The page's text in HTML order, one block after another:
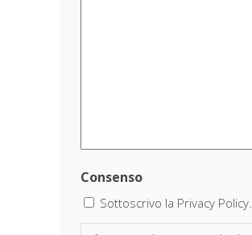
Consenso
Sottoscrivo la Privacy Policy.